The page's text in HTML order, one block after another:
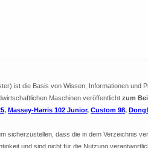
ist die Basis von Wissen, Informationen
Maschinen veröffentlicht zum
, Massey-Harris 102 Junior, Custom 98,
sicherzustellen, dass die in dem Verzeichnis
und sind nicht für die Nutzung